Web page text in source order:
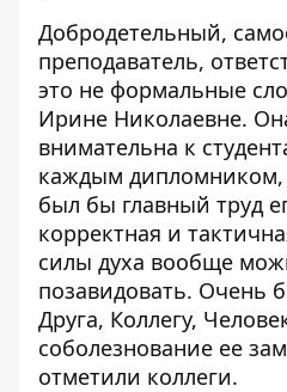
Добродетельный,
преподаватель,
это не формальные
Ирине Николаевне.
внимательна к
каждым дипломником,
был бы главный труд
корректная и
силы духа вообще
позавидовать. Очень
Друга, Коллегу,
соболезнование ее
отметили коллеги.